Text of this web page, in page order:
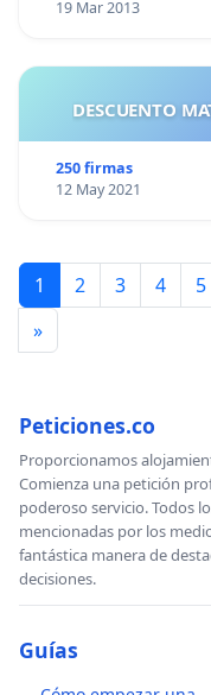
19 Mar 2013
250 firmas
12 May 2021
1 2 3 4 5
»
Peticiones.co
Proporcionamos
Comienza una petición
poderoso servicio. Todos
mencionadas por los
fantástica manera de
decisiones.
Guías